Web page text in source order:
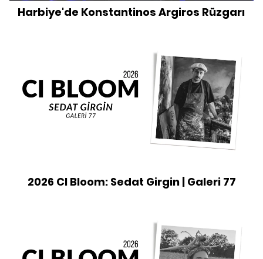
Harbiye'de Konstantinos Argiros Rüzgarı
2026 CI Bloom: Sedat Girgin | Galeri 77